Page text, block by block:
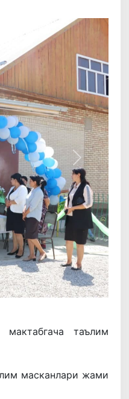
Кейинги
таълим
масканлари жами